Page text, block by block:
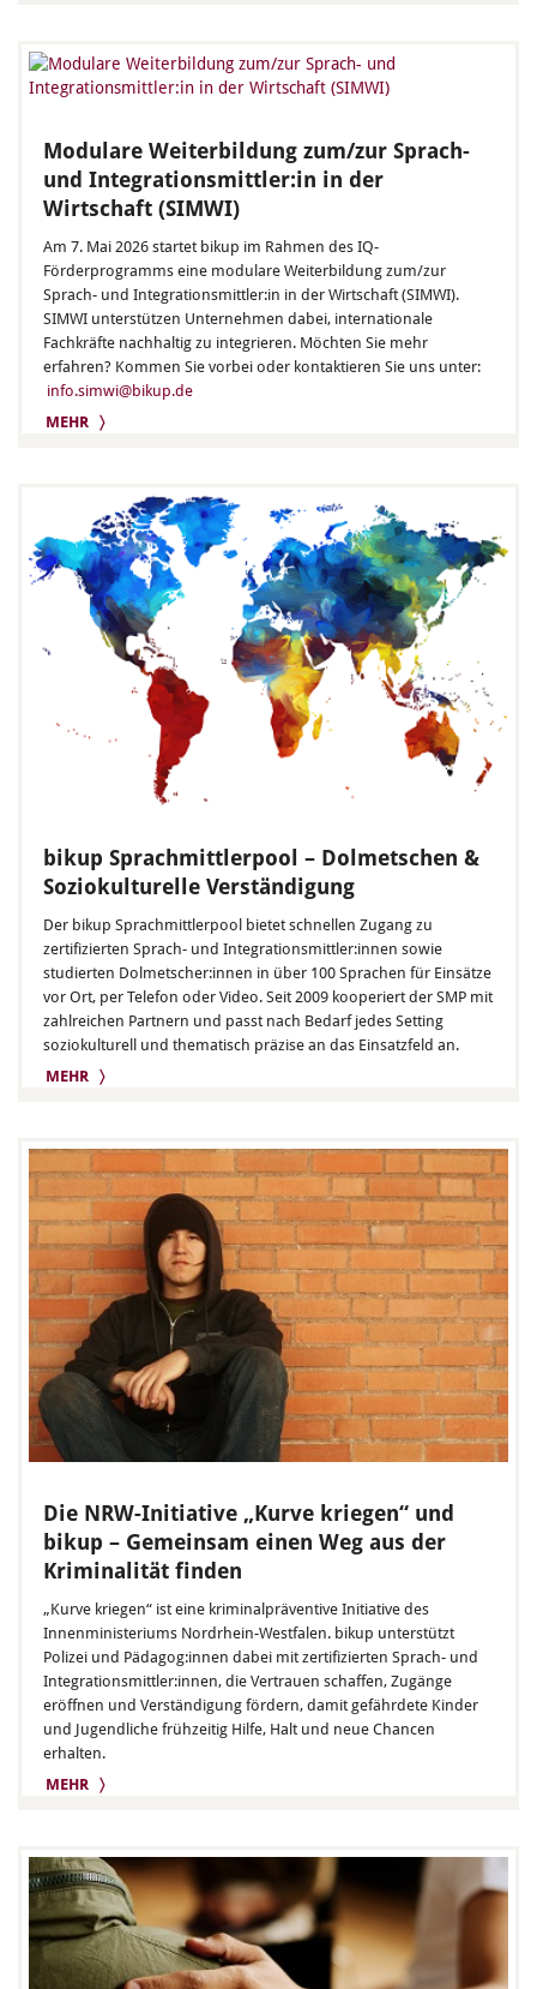
Modulare Weiterbildung zum/zur Sprach-
und Integrationsmittler:in in der
Wirtschaft (SIMWI)
Am 7. Mai 2026 startet bikup im Rahmen des IQ-
Förderprogramms eine modulare Weiterbildung zum/zur
Sprach- und Integrationsmittler:in in der Wirtschaft (SIMWI).
SIMWI unterstützen Unternehmen dabei, internationale
Fachkräfte nachhaltig zu integrieren. Möchten Sie mehr
erfahren? Kommen Sie vorbei oder kontaktieren Sie uns unter:
info.simwi@bikup.de
MEHR 〉
bikup Sprachmittlerpool – Dolmetschen &
Soziokulturelle Verständigung
Der bikup Sprachmittlerpool bietet schnellen Zugang zu
zertifizierten Sprach- und Integrationsmittler:innen sowie
studierten Dolmetscher:innen in über 100 Sprachen für Einsätze
vor Ort, per Telefon oder Video. Seit 2009 kooperiert der SMP mit
zahlreichen Partnern und passt nach Bedarf jedes Setting
soziokulturell und thematisch präzise an das Einsatzfeld an.
MEHR 〉
Die NRW-Initiative „Kurve kriegen“ und
bikup – Gemeinsam einen Weg aus der
Kriminalität finden
„Kurve kriegen“ ist eine kriminalpräventive Initiative des
Innenministeriums Nordrhein-Westfalen. bikup unterstützt
Polizei und Pädagog:innen dabei mit zertifizierten Sprach- und
Integrationsmittler:innen, die Vertrauen schaffen, Zugänge
eröffnen und Verständigung fördern, damit gefährdete Kinder
und Jugendliche frühzeitig Hilfe, Halt und neue Chancen
erhalten.
MEHR 〉